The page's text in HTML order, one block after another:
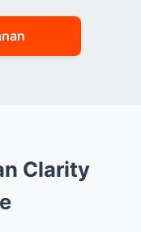
Clarity